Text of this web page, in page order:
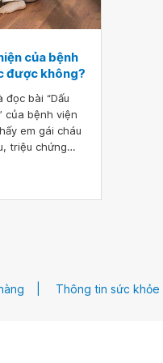
của bệnh
được không?
đọc bài “Dấu
của bệnh viện
em gái cháu
triệu chứng
Thông tin sức khỏe